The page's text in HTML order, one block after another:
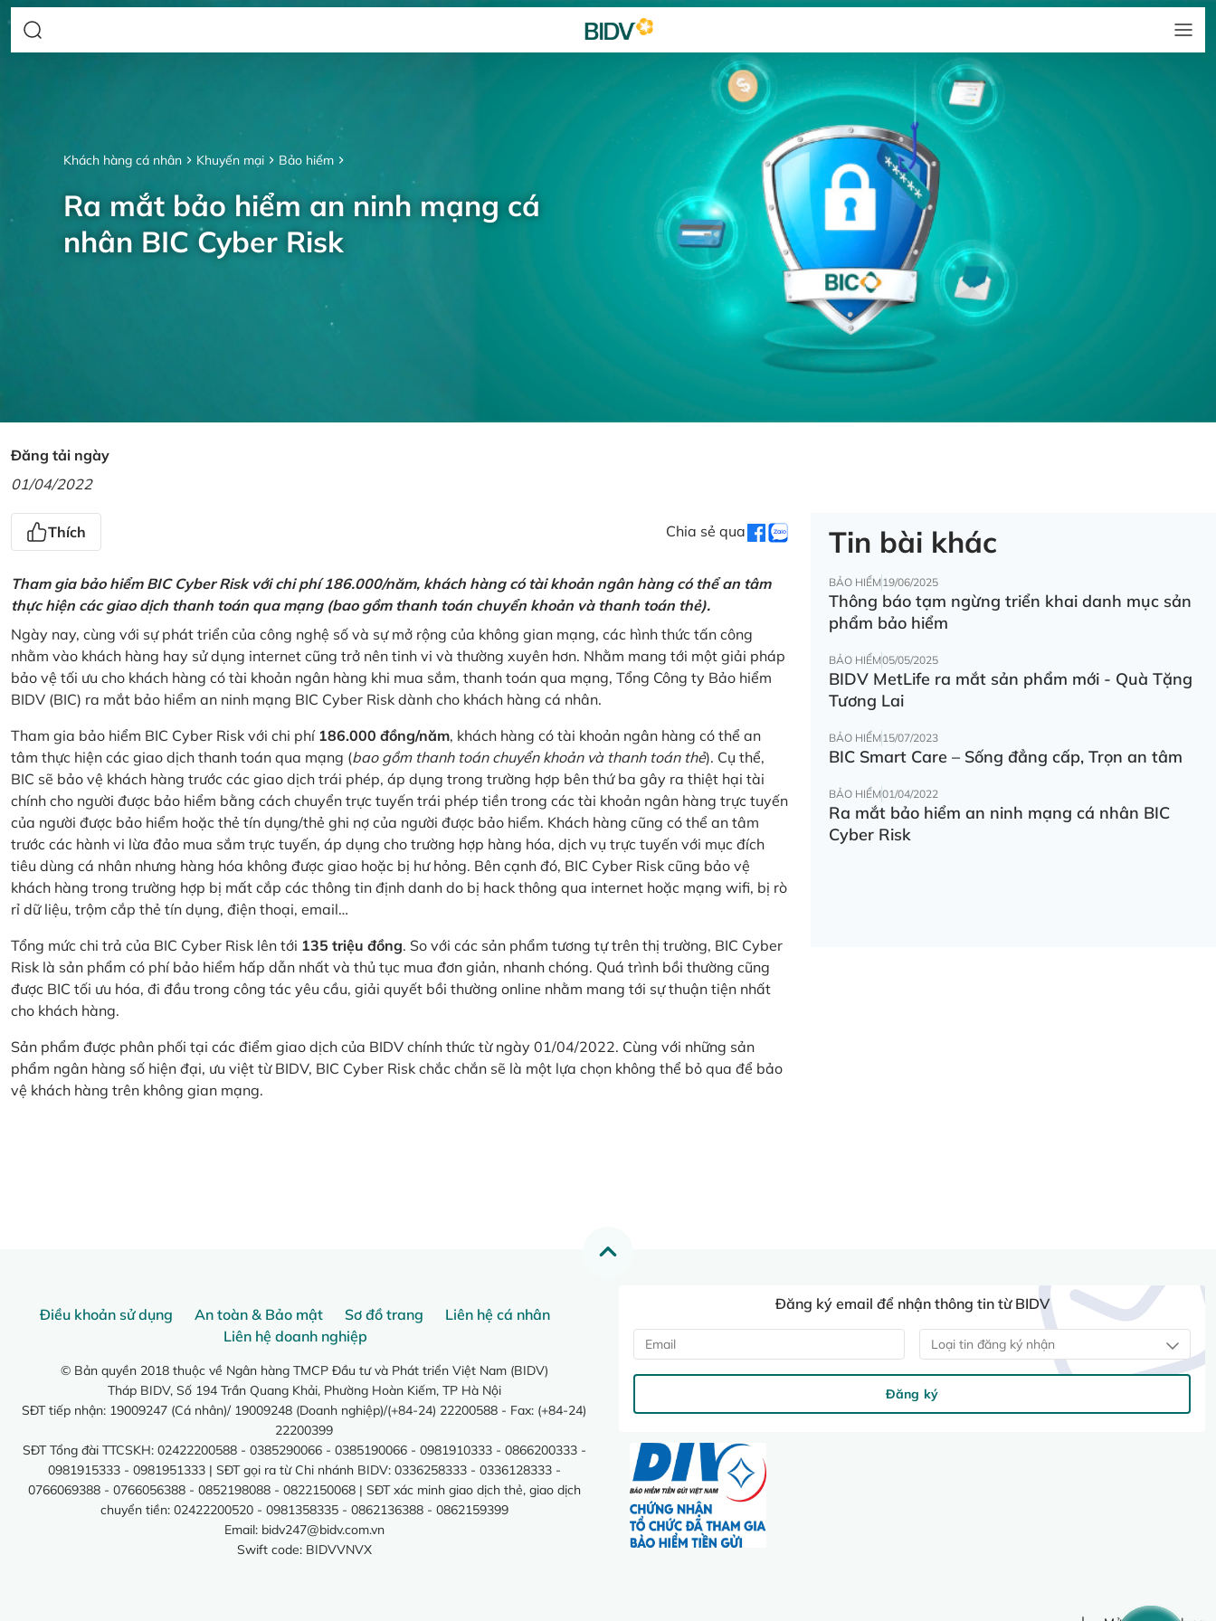
Khách hàng cá nhân Khuyến mại Bảo hiểm
Ra mắt bảo hiểm an ninh mạng cá
nhân BIC Cyber Risk
Đăng tải ngày
01/04/2022
Thích Chia sẻ qua
Tham gia bảo hiểm BIC Cyber Risk với chi phí 186.000/năm, khách hàng có tài khoản ngân hàng có thể an tâm
thực hiện các giao dịch thanh toán qua mạng (bao gồm thanh toán chuyển khoản và thanh toán thẻ).
Ngày nay, cùng với sự phát triển của công nghệ số và sự mở rộng của không gian mạng, các hình thức tấn công
nhằm vào khách hàng hay sử dụng internet cũng trở nên tinh vi và thường xuyên hơn. Nhằm mang tới một giải pháp
bảo vệ tối ưu cho khách hàng có tài khoản ngân hàng khi mua sắm, thanh toán qua mạng, Tổng Công ty Bảo hiểm
BIDV (BIC) ra mắt bảo hiểm an ninh mạng BIC Cyber Risk dành cho khách hàng cá nhân.
Tham gia bảo hiểm BIC Cyber Risk với chi phí 186.000 đồng/năm, khách hàng có tài khoản ngân hàng có thể an
tâm thực hiện các giao dịch thanh toán qua mạng (bao gồm thanh toán chuyển khoản và thanh toán thẻ). Cụ thể,
BIC sẽ bảo vệ khách hàng trước các giao dịch trái phép, áp dụng trong trường hợp bên thứ ba gây ra thiệt hại tài
chính cho người được bảo hiểm bằng cách chuyển trực tuyến trái phép tiền trong các tài khoản ngân hàng trực tuyến
của người được bảo hiểm hoặc thẻ tín dụng/thẻ ghi nợ của người được bảo hiểm. Khách hàng cũng có thể an tâm
trước các hành vi lừa đảo mua sắm trực tuyến, áp dụng cho trường hợp hàng hóa, dịch vụ trực tuyến với mục đích
tiêu dùng cá nhân nhưng hàng hóa không được giao hoặc bị hư hỏng. Bên cạnh đó, BIC Cyber Risk cũng bảo vệ
khách hàng trong trường hợp bị mất cắp các thông tin định danh do bị hack thông qua internet hoặc mạng wifi, bị rò
rỉ dữ liệu, trộm cắp thẻ tín dụng, điện thoại, email…
Tổng mức chi trả của BIC Cyber Risk lên tới 135 triệu đồng. So với các sản phẩm tương tự trên thị trường, BIC Cyber
Risk là sản phẩm có phí bảo hiểm hấp dẫn nhất và thủ tục mua đơn giản, nhanh chóng. Quá trình bồi thường cũng
được BIC tối ưu hóa, đi đầu trong công tác yêu cầu, giải quyết bồi thường online nhằm mang tới sự thuận tiện nhất
cho khách hàng.
Sản phẩm được phân phối tại các điểm giao dịch của BIDV chính thức từ ngày 01/04/2022. Cùng với những sản
phẩm ngân hàng số hiện đại, ưu việt từ BIDV, BIC Cyber Risk chắc chắn sẽ là một lựa chọn không thể bỏ qua để bảo
vệ khách hàng trên không gian mạng.
Tin bài khác
BẢO HIỂM19/06/2025
Thông báo tạm ngừng triển khai danh mục sản
phẩm bảo hiểm
BẢO HIỂM05/05/2025
BIDV MetLife ra mắt sản phẩm mới - Quà Tặng
Tương Lai
BẢO HIỂM15/07/2023
BIC Smart Care – Sống đẳng cấp, Trọn an tâm
BẢO HIỂM01/04/2022
Ra mắt bảo hiểm an ninh mạng cá nhân BIC
Cyber Risk
Điều khoản sử dụng An toàn & Bảo mật Sơ đồ trang
Liên hệ cá nhân
Liên hệ doanh nghiệp
© Bản quyền 2018 thuộc về Ngân hàng TMCP Đầu tư và Phát triển Việt Nam (BIDV)
Tháp BIDV, Số 194 Trần Quang Khải, Phường Hoàn Kiếm, TP Hà Nội
SĐT tiếp nhận: 19009247 (Cá nhân)/ 19009248 (Doanh nghiệp)/(+84-24) 22200588 - Fax: (+84-24)
22200399
SĐT Tổng đài TTCSKH: 02422200588 - 0385290066 - 0385190066 - 0981910333 - 0866200333 -
0981915333 - 0981951333 | SĐT gọi ra từ Chi nhánh BIDV: 0336258333 - 0336128333 -
0766069388 - 0766056388 - 0852198088 - 0822150068 | SĐT xác minh giao dịch thẻ, giao dịch
chuyển tiền: 02422200520 - 0981358335 - 0862136388 - 0862159399
Email: bidv247@bidv.com.vn
Swift code: BIDVVNVX
Đăng ký email để nhận thông tin từ BIDV
Loại tin đăng ký nhận
Đăng ký